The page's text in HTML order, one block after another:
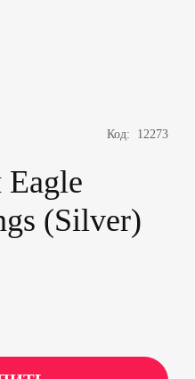
Код: 12273
(Silver)